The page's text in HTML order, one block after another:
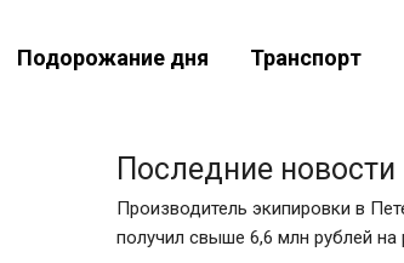
Подорожание дня Транспорт
Последние новости
Производитель экипировки в
получил свыше 6,6 млн рублей на